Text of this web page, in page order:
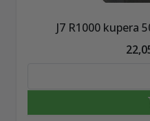
J7 R1000 kupera